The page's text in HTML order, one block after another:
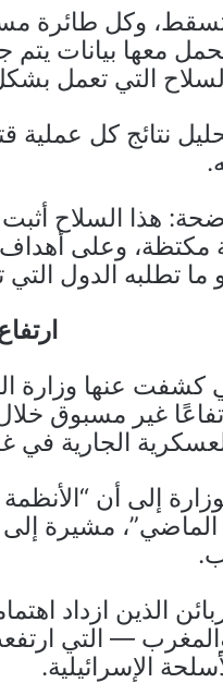
وكل طائرة
معها بيانات يتم
التي تعمل بشكل
نتائج كل عملية
هذا السلاح
مكتظة، وعلى
ما تطلبه الدول
كشفت عنها وزارة
غير مسبوق
الجارية في
إلى أن
الماضي”، مشيرة إلى
الذين ازداد
الإسرائيلية.